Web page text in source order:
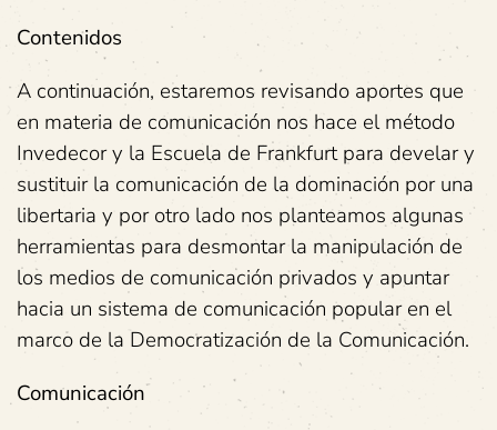
Contenidos
A continuación, estaremos revisando aportes que
en materia de comunicación nos hace el método
Invedecor y la Escuela de Frankfurt para develar y
sustituir la comunicación de la dominación por una
libertaria y por otro lado nos planteamos algunas
herramientas para desmontar la manipulación de
los medios de comunicación privados y apuntar
hacia un sistema de comunicación popular en el
marco de la Democratización de la Comunicación.
Comunicación